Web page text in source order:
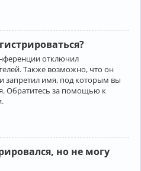
отключил
Также возможно, что он
запретил имя, под которым вы
Обратитесь за помощью к
но не могу